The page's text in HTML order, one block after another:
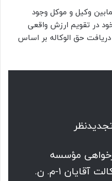
وکیل و موکل وجود
در تقویم ارزش واقعی
حق الوکاله بر اساس
مؤسسه
مالی اعتباری ت. با وکالت آقایان ۱-م. ن.